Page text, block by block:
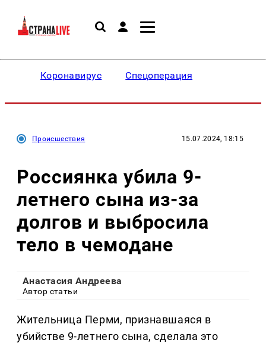
Коронавирус Спецоперация
Происшествия 15.07.2024, 18:15
Россиянка убила 9-
летнего сына из-за
долгов и выбросила
тело в чемодане
Анастасия Андреева
Автор статьи
Жительница Перми, признавшаяся в
убийстве 9-летнего сына, сделала это